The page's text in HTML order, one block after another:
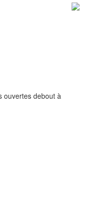
debout à